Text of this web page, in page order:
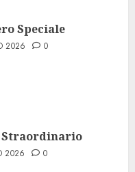
Speciale
2026 0
Straordinario
2026 0